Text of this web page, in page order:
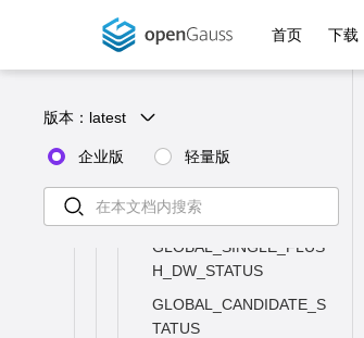
首页 下载
版本： latest
企业版 轻量版
游标SUMMARY_STAT_ALL_I
EXES
STAT_DATABASE
SUMMARY_STAT_DATA
BASE
GLOBAL_STAT_DATABA
SE
STAT_DATABASE_CONF
LICTS
SESSION_CPU_RUNTIM
NTIME
STATEMENT_IOSTAT_C
LOCAL_ACTIVE_SESSIO
STATEMENT_WLMSTAT
_COMPLEX_RUNTIME
_INDEXES
GLOBAL_STATIO_SYS_I
NDEXES
STATIO_SYS_SEQUENC
ES
SUMMARY_STATIO_SYS
_SEQUENCES
GLOBAL_STATIO_SYS_
S
N
GLOBAL_GET_BGWRIT
ER_STATUS
GLOBAL_SINGLE_FLUS
H_DW_STATUS
GLOBAL_CANDIDATE_S
TATUS